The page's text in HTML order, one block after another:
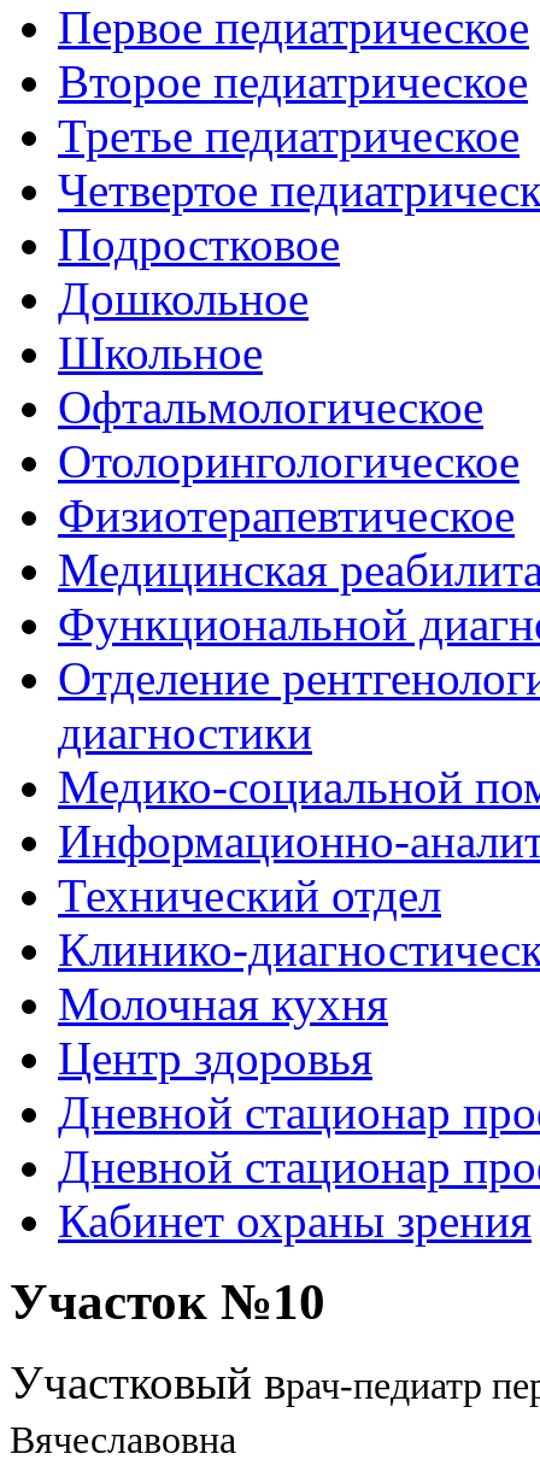
Первое педиатрическое
Второе педиатрическое
Третье педиатрическое
Четвертое
Подростковое
Дошкольное
Школьное
Офтальмологическое
Отолорингологическое
Физиотерапевтическое
Медицинская
Функциональной
Отделение
диагностики
Медико-социальной
Информационно-
Технический отдел
Клинико-
Молочная кухня
Центр здоровья
Дневной стационар
Дневной стационар
Кабинет охраны зрения
Рыболовные катушки http://nachodki.ru/shop/okhota-turizm-
Участок №10
Участковый врач-педиатр
Вячеславовна